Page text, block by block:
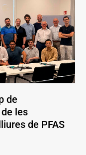
de
les
de PFAS